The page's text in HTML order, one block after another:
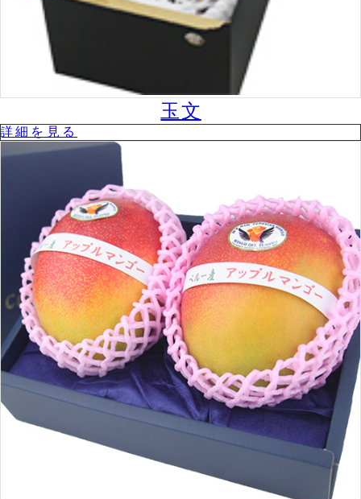
玉文
詳細を⾒る